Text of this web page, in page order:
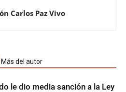
Carlos Paz Vivo
Más del autor
le dio media sanción a la Ley